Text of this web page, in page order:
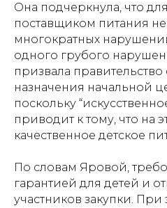
Она подчеркнула, что
поставщиком питания
многократных
одного грубого
призвала
назначения начальной
поскольку
приводит к тому, что на
качественное детское
По словам Яровой,
гарантией для детей и
участников закупки. При